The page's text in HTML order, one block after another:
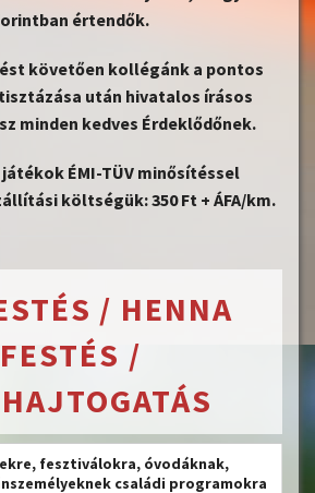
értendők.
követően kollégánk a pontos
után hivatalos írásos
minden kedves Érdeklődőnek.
ÉMI-TÜV minősítéssel
költségük: 350 Ft + ÁFA/km.
/ HENNA
FESTÉS /
fesztiválokra, óvodáknak,
családi programokra